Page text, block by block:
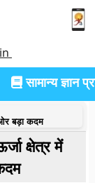
सामान्य ज्ञान
ओर बड़ा कदम
क्षेत्र में